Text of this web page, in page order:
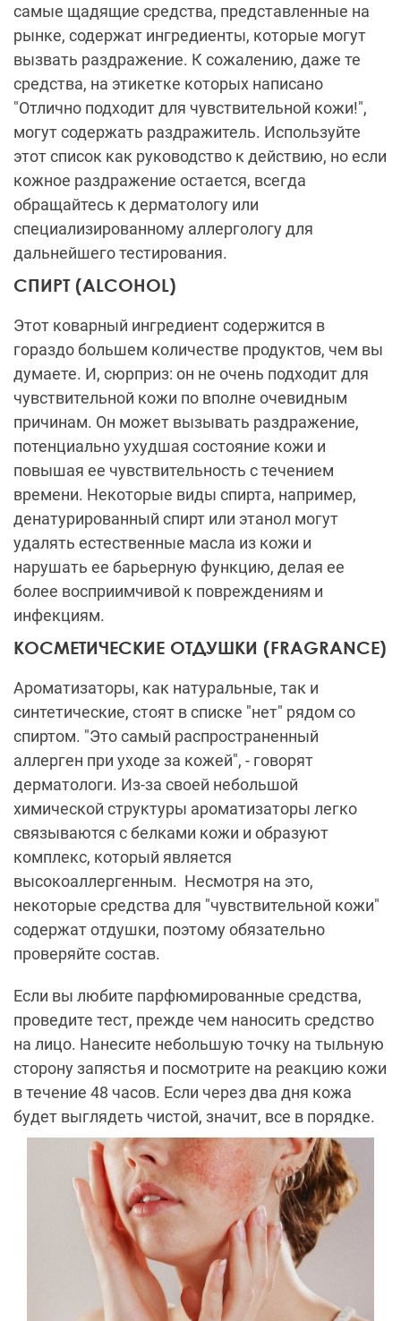
самые щадящие средства, представленные на
рынке, содержат ингредиенты, которые могут
вызвать раздражение. К сожалению, даже те
средства, на этикетке которых написано
"Отлично подходит для чувствительной кожи!",
могут содержать раздражитель. Используйте
этот список как руководство к действию, но если
кожное раздражение остается, всегда
обращайтесь к дерматологу или
специализированному аллергологу для
дальнейшего тестирования.
СПИРТ (ALCOHOL)
Этот коварный ингредиент содержится в
гораздо большем количестве продуктов, чем вы
думаете. И, сюрприз: он не очень подходит для
чувствительной кожи по вполне очевидным
причинам. Он может вызывать раздражение,
потенциально ухудшая состояние кожи и
повышая ее чувствительность с течением
времени. Некоторые виды спирта, например,
денатурированный спирт или этанол могут
удалять естественные масла из кожи и
нарушать ее барьерную функцию, делая ее
более восприимчивой к повреждениям и
инфекциям.
КОСМЕТИЧЕСКИЕ ОТДУШКИ (FRAGRANCE)
Ароматизаторы, как натуральные, так и
синтетические, стоят в списке "нет" рядом со
спиртом. "Это самый распространенный
аллерген при уходе за кожей", - говорят
дерматологи. Из-за своей небольшой
химической структуры ароматизаторы легко
связываются с белками кожи и образуют
комплекс, который является
высокоаллергенным. Несмотря на это,
некоторые средства для "чувствительной кожи"
содержат отдушки, поэтому обязательно
проверяйте состав.
Если вы любите парфюмированные средства,
проведите тест, прежде чем наносить средство
на лицо. Нанесите небольшую точку на тыльную
сторону запястья и посмотрите на реакцию кожи
в течение 48 часов. Если через два дня кожа
будет выглядеть чистой, значит, все в порядке.